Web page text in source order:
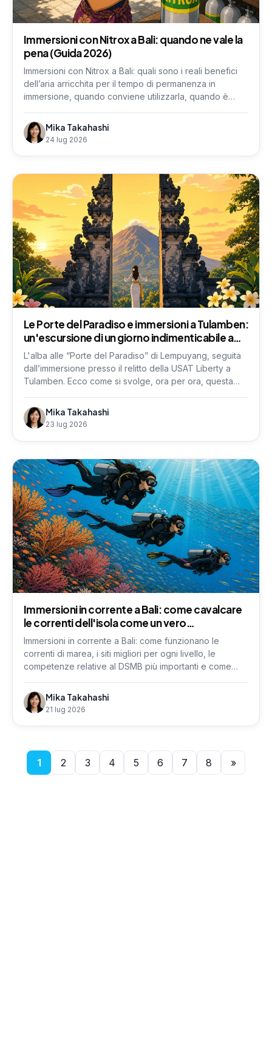
Immersioni con Nitrox a Bali: quando ne vale la
pena (Guida 2026)
Immersioni con Nitrox a Bali: quali sono i reali benefici
dell’aria arricchita per il tempo di permanenza in
immersione, quando conviene utilizzarla, quando è
Mika Takahashi
24 lug 2026
Le Porte del Paradiso e immersioni a Tulamben:
un'escursione di un giorno indimenticabile a
Bali
L'alba alle “Porte del Paradiso” di Lempuyang, seguita
dall’immersione presso il relitto della USAT Liberty a
Tulamben. Ecco come si svolge, ora per ora, questa
Mika Takahashi
23 lug 2026
Immersioni in corrente a Bali: come cavalcare
le correnti dell'isola come un vero
professionista
Immersioni in corrente a Bali: come funzionano le
correnti di marea, i siti migliori per ogni livello, le
competenze relative al DSMB più importanti e come
Mika Takahashi
21 lug 2026
1 2 3 4 5 6 7 8 »